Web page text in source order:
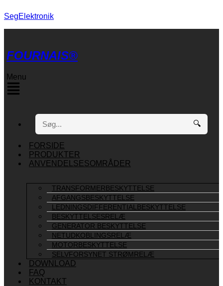
SegElektronik
FOURNAIS®
Menu
🔍
FORSIDE
PRODUKTER
ANVENDELSESOMRÅDER
TRANSFORMERBESKYTTELSE
AFGANGSBESKYTTELSE
LEDNINGSDIFFERENTIALBESKYTTELSE
BESKYTTELSESRELÆ
GENERATOR BESKYTTELSE
NETUDKOBLINGSRELÆ
MOTORBESKYTTELSE
SELVFORSYNET STRØMRELÆ
DOWNLOAD
FAQ
KONTAKT